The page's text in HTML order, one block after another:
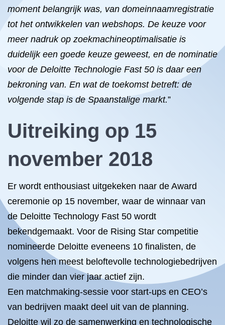
moment belangrijk was, van domeinnaamregistratie
tot het ontwikkelen van webshops. De keuze voor
meer nadruk op zoekmachineoptimalisatie is
duidelijk een goede keuze geweest, en de nominatie
voor de Deloitte Technologie Fast 50 is daar een
bekroning van. En wat de toekomst betreft: de
volgende stap is de Spaanstalige markt.”
Uitreiking op 15
november 2018
Er wordt enthousiast uitgekeken naar de Award
ceremonie op 15 november, waar de winnaar van
de Deloitte Technology Fast 50 wordt
bekendgemaakt. Voor de Rising Star competitie
nomineerde Deloitte eveneens 10 finalisten, de
volgens hen meest beloftevolle technologiebedrijven
die minder dan vier jaar actief zijn.
Een matchmaking-sessie voor start-ups en CEO’s
van bedrijven maakt deel uit van de planning.
Deloitte wil zo de samenwerking en technologische